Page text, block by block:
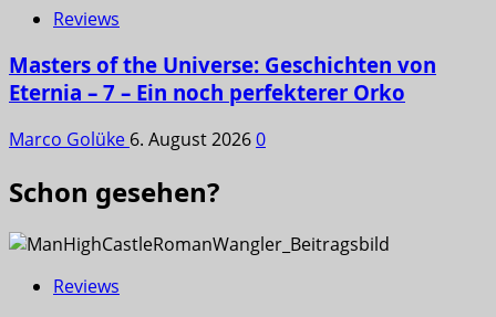
Reviews
Masters of the Universe: Geschichten von
Eternia – 7 – Ein noch perfekterer Orko
Marco Golüke 6. August 20260
Schon gesehen?
Reviews